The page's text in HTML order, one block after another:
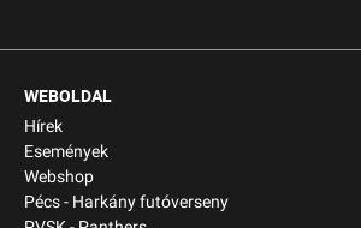
WEBOLDAL
Hírek
Események
Webshop
Pécs - Harkány futóverseny